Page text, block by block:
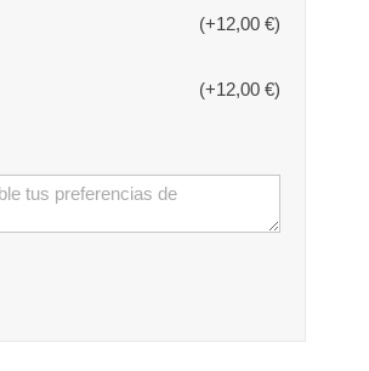
(+12,00 €)
(+12,00 €)